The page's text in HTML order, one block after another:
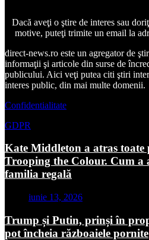
Dacă aveţi o ştire de interes sau
motive, puteţi trimite un email la
direct-news.ro este un agregator de
informaţii şi articole din surse de
publicului. Aici veţi putea citi ştiri
interes public, din mai multe domenii.
Confidentialitate
GDPR
Kate Middleton a atras
Trooping the Colour. Cum a
familia regală
iunie 13, 2026
Trump și Putin, prinși în
pot încheia războaiele pornite